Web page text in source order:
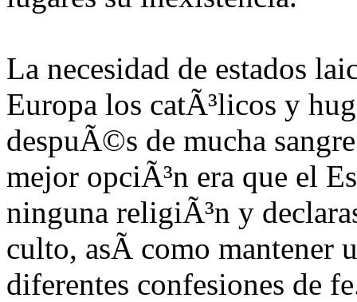
La necesidad de estados
Europa los catÃ³licos y
despuÃ©s de mucha
mejor opciÃ³n era que el
ninguna religiÃ³n y
culto, asÃ­ como mantener
diferentes confesiones de